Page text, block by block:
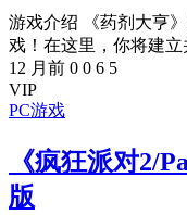
游戏介绍 《药剂大亨
戏！在这里，你将建立
12 月前 0 0 6 5
VIP
PC游戏
《疯狂派对2/
版